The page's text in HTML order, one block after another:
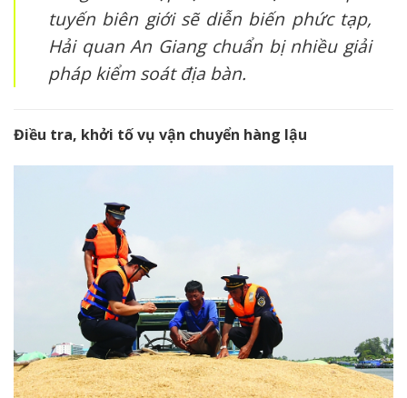
tuyến biên giới sẽ diễn biến phức tạp,
Hải quan An Giang chuẩn bị nhiều giải
pháp kiểm soát địa bàn.
Điều tra, khởi tố vụ vận chuyển hàng lậu